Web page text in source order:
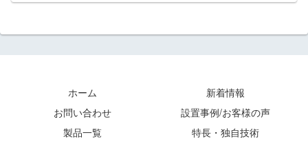
ホーム
新着情報
お問い合わせ
設置事例/お客様の声
製品一覧
特長・独自技術